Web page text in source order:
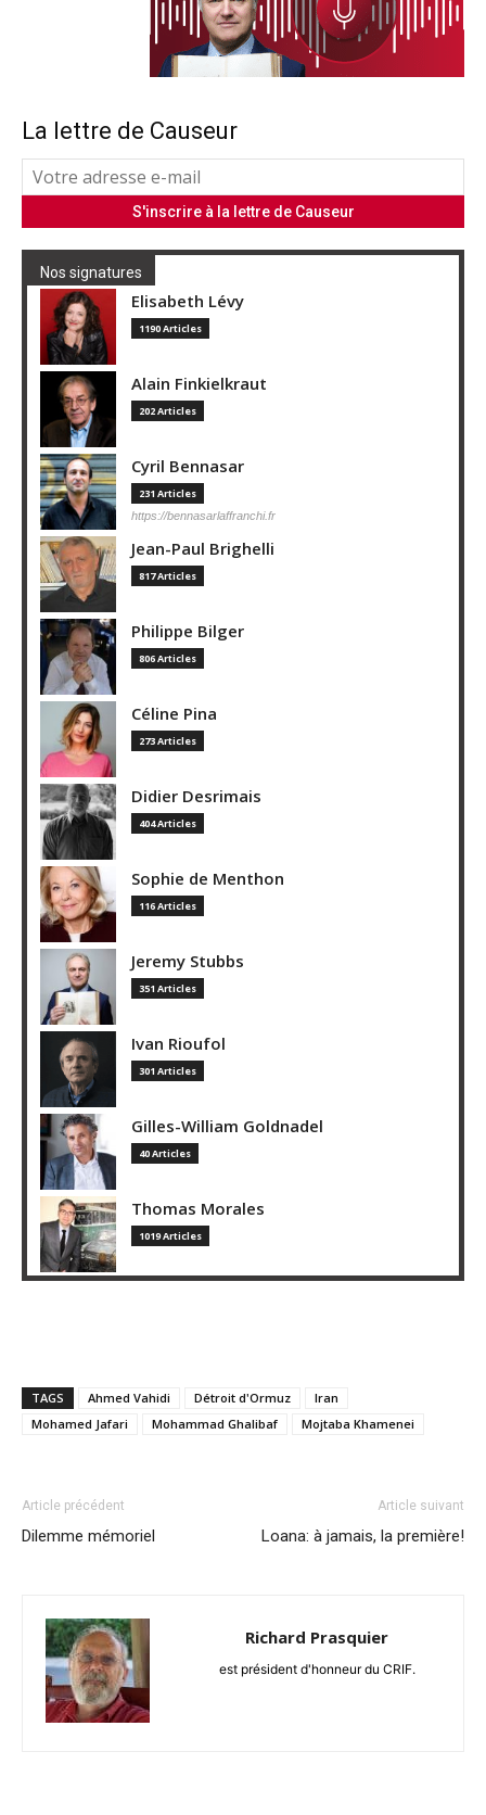
La lettre de Causeur
Nos signatures
Elisabeth Lévy
1190 Articles
Alain Finkielkraut
202 Articles
Cyril Bennasar
231 Articles
https://bennasarlaffranchi.fr
Jean-Paul Brighelli
817 Articles
Philippe Bilger
806 Articles
Céline Pina
273 Articles
Didier Desrimais
404 Articles
Sophie de Menthon
116 Articles
Jeremy Stubbs
351 Articles
Ivan Rioufol
301 Articles
Gilles-William Goldnadel
40 Articles
Thomas Morales
1019 Articles
TAGS Ahmed Vahidi Détroit d'Ormuz
Iran
Mohamed Jafari
Mohammad Ghalibaf Mojtaba Khamenei
Article précédent
Dilemme mémoriel
Article suivant
Loana: à jamais, la première!
Richard Prasquier
est président d'honneur du CRIF.